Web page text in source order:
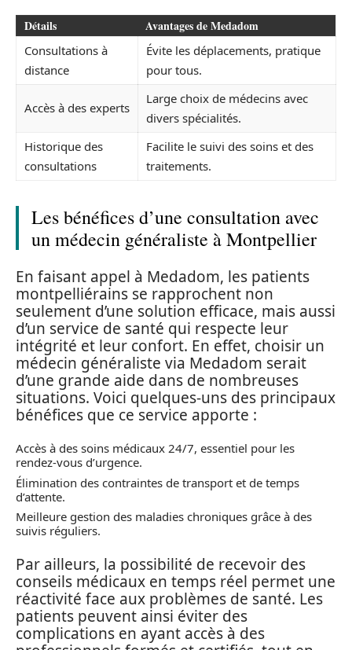
Détails Avantages de Medadom
Consultations à
distance
Évite les déplacements, pratique
pour tous.
Accès à des experts
Large choix de médecins avec
divers spécialités.
Historique des
consultations
Facilite le suivi des soins et des
traitements.
Les bénéfices d’une consultation avec
un médecin généraliste à Montpellier
En faisant appel à Medadom, les patients
montpelliérains se rapprochent non
seulement d’une solution efficace, mais aussi
d’un service de santé qui respecte leur
intégrité et leur confort. En effet, choisir un
médecin généraliste via Medadom serait
d’une grande aide dans de nombreuses
situations. Voici quelques-uns des principaux
bénéfices que ce service apporte :
Accès à des soins médicaux 24/7, essentiel pour les
rendez-vous d’urgence.
Élimination des contraintes de transport et de temps
d’attente.
Meilleure gestion des maladies chroniques grâce à des
suivis réguliers.
Par ailleurs, la possibilité de recevoir des
conseils médicaux en temps réel permet une
réactivité face aux problèmes de santé. Les
patients peuvent ainsi éviter des
complications en ayant accès à des